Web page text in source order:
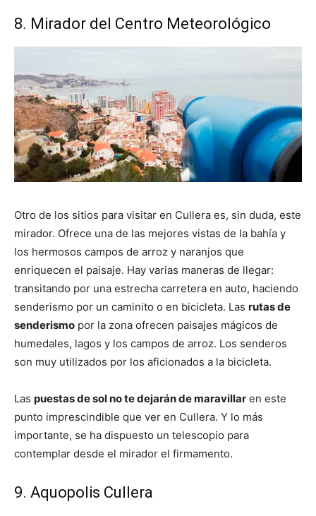
8. Mirador del Centro Meteorológico
Otro de los sitios para visitar en Cullera es, sin duda, este
mirador. Ofrece una de las mejores vistas de la bahía y
los hermosos campos de arroz y naranjos que
enriquecen el paisaje. Hay varias maneras de llegar:
transitando por una estrecha carretera en auto, haciendo
senderismo por un caminito o en bicicleta. Las rutas de
senderismo por la zona ofrecen paisajes mágicos de
humedales, lagos y los campos de arroz. Los senderos
son muy utilizados por los aficionados a la bicicleta.
Las puestas de sol no te dejarán de maravillar en este
punto imprescindible que ver en Cullera. Y lo más
importante, se ha dispuesto un telescopio para
contemplar desde el mirador el firmamento.
9. Aquopolis Cullera